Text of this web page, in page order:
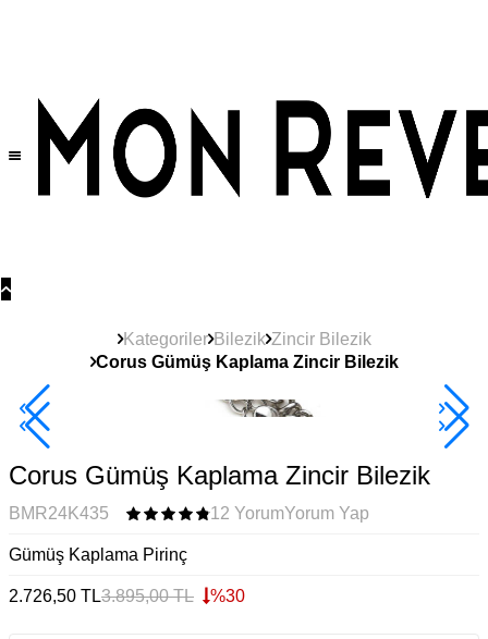
Kategoriler Bilezik Zincir Bilezik
Corus Gümüş Kaplama Zincir Bilezik
2+ Ürüne +%10
Corus Gümüş Kaplama Zincir Bilezik
BMR24K435 12 YorumYorum Yap
Gümüş Kaplama Pirinç
2.726,50 TL3.895,00TL %30